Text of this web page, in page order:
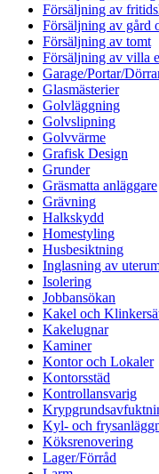
Försäljning av
Försäljning av gård
Försäljning av tomt
Försäljning av villa
Garage/Portar/
Glasmästerier
Golvläggning
Golvslipning
Golvvärme
Grafisk Design
Grunder
Gräsmatta anläggare
Grävning
Halkskydd
Homestyling
Husbesiktning
Inglasning av
Isolering
Jobbansökan
Kakel och
Kakelugnar
Kaminer
Kontor och Lokaler
Kontorsstäd
Kontrollansvarig
Kyl- och
Köksrenovering
Lager/Förråd